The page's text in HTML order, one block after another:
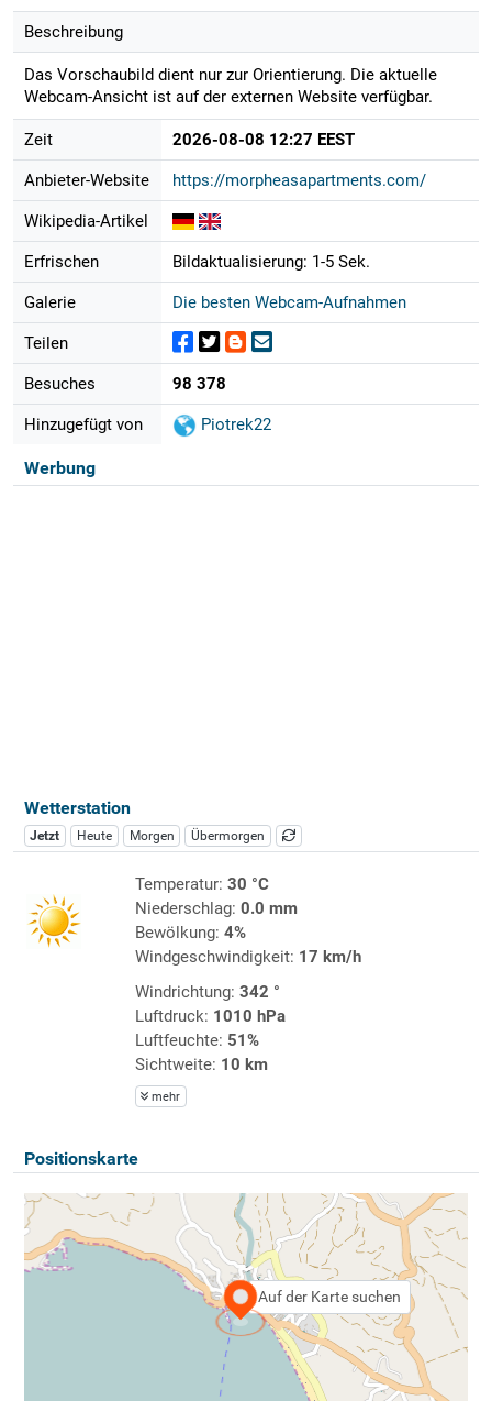
Beschreibung
Das Vorschaubild dient nur zur Orientierung. Die aktuelle
Webcam-Ansicht ist auf der externen Website verfügbar.
Zeit 2026-08-08 12:27 EEST
Anbieter-Website https://morpheasapartments.com/
Wikipedia-Artikel
Erfrischen Bildaktualisierung: 1-5 Sek.
Galerie Die besten Webcam-Aufnahmen
Teilen
Besuches 98 378
Hinzugefügt von Piotrek22
Werbung
Wetterstation
Jetzt Heute Morgen Übermorgen
Temperatur: 30 °C
Niederschlag: 0.0 mm
Bewölkung: 4%
Windgeschwindigkeit: 17 km/h
Windrichtung: 342 °
Luftdruck: 1010 hPa
Luftfeuchte: 51%
Sichtweite: 10 km
mehr
Positionskarte
Auf der Karte suchen